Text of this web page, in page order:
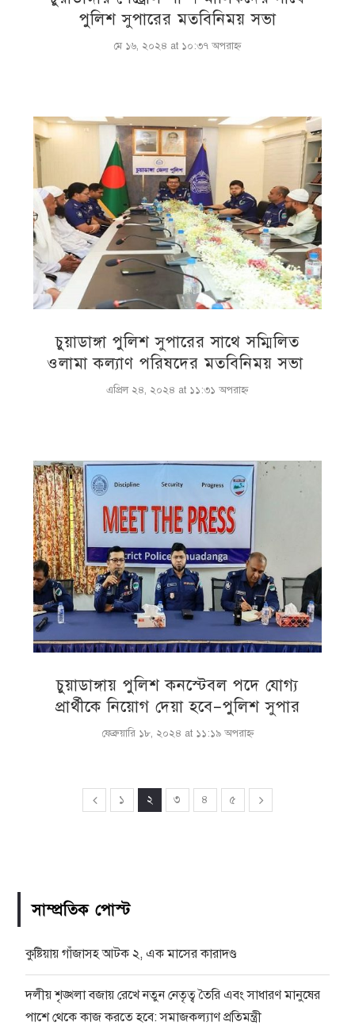
পুলিশ সুপারের মতবিনিময় সভা
মে ১৬, ২০২৪ at ১০:৩৭ অপরাহ্ণ
চুয়াডাঙ্গা পুলিশ সুপারের সাথে সম্মিলিত
ওলামা কল্যাণ পরিষদের মতবিনিময় সভা
এপ্রিল ২৪, ২০২৪ at ১১:৩১ অপরাহ্ণ
চুয়াডাঙ্গায় পুলিশ কনস্টেবল পদে যোগ্য
প্রার্থীকে নিয়োগ দেয়া হবে–পুলিশ সুপার
ফেব্রুয়ারি ১৮, ২০২৪ at ১১:১৯ অপরাহ্ণ
১ ২ ৩ ৪ ৫
সাম্প্রতিক পোস্ট
কুষ্টিয়ায় গাঁজাসহ আটক ২, এক মাসের কারাদণ্ড
দলীয় শৃঙ্খলা বজায় রেখে নতুন নেতৃত্ব তৈরি এবং সাধারণ মানুষের
পাশে থেকে কাজ করতে হবে: সমাজকল্যাণ প্রতিমন্ত্রী